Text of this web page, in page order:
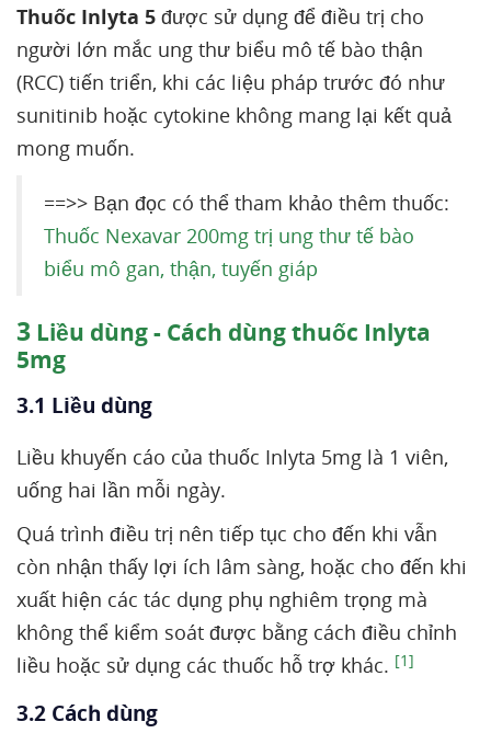
Thuốc Inlyta 5 được sử dụng để điều trị cho
người lớn mắc ung thư biểu mô tế bào thận
(RCC) tiến triển, khi các liệu pháp trước đó như
sunitinib hoặc cytokine không mang lại kết quả
mong muốn.
==>> Bạn đọc có thể tham khảo thêm thuốc:
Thuốc Nexavar 200mg trị ung thư tế bào
biểu mô gan, thận, tuyến giáp
3 Liều dùng - Cách dùng thuốc Inlyta
5mg
3.1 Liều dùng
Liều khuyến cáo của thuốc Inlyta 5mg là 1 viên,
uống hai lần mỗi ngày.
Quá trình điều trị nên tiếp tục cho đến khi vẫn
còn nhận thấy lợi ích lâm sàng, hoặc cho đến khi
xuất hiện các tác dụng phụ nghiêm trọng mà
không thể kiểm soát được bằng cách điều chỉnh
liều hoặc sử dụng các thuốc hỗ trợ khác. [1]
3.2 Cách dùng